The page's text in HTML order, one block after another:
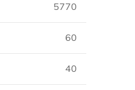
5770
60
40